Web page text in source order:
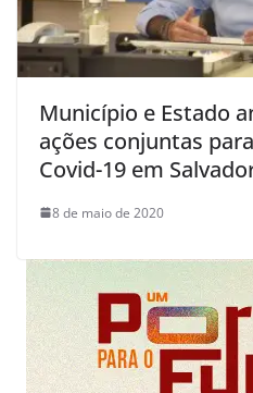
Município e Estado
ações conjuntas
Covid-19 em
8 de maio de 2020